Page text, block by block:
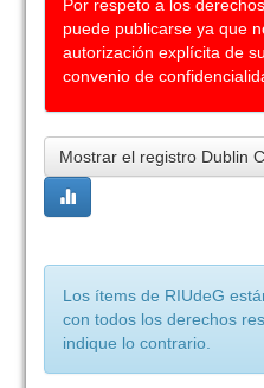
Por respeto a los
puede publicarse ya que
autorización explícita de
convenio de
Mostrar el registro Dublin
Los ítems de RIUdeG
con todos los derechos
indique lo contrario.